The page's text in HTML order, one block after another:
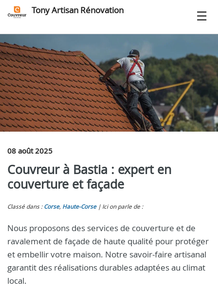
Tony Artisan Rénovation
08 août 2025
Couvreur à Bastia : expert en
couverture et façade
Classé dans : Corse, Haute-Corse Ici on parle de :
Nous proposons des services de couverture et de
ravalement de façade de haute qualité pour protéger
et embellir votre maison. Notre savoir-faire artisanal
garantit des réalisations durables adaptées au climat
local.